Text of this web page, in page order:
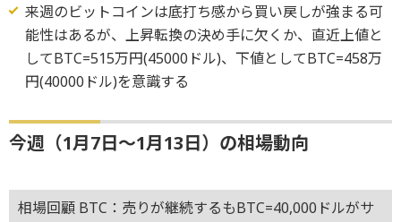
来週のビットコインは底打ち感から買い戻しが強まる可
能性はあるが、上昇転換の決め手に欠くか、直近上値と
してBTC=515万円(45000ドル)、下値としてBTC=458万
円(40000ドル)を意識する
今週（1月7日～1月13日）の相場動向
相場回顧 BTC：売りが継続するもBTC=40,000ドルがサ